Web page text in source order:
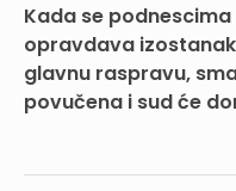
Kada se
opravdava
glavnu raspravu,
povučena i sud će